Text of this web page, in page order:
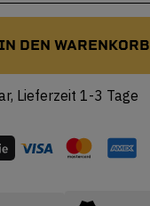
IN DEN WARENKORB
Lieferzeit 1-3 Tage